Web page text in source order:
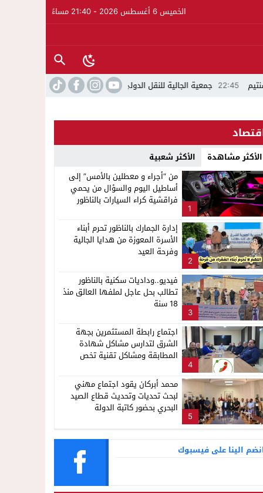
الخميس 6 أغسطس 2026 - 21:40 مساءً
عيد العرش واليوم الوطني للمهاجر بحفل وطني بالناظور 22:15
الأكثر مشاهدة الأكثر شعبية
1
من “أجراء و معطلين بالأمس” إلى
أساطيل اليوم والسؤال من يحمي
فراقشية كراء السيارات بالناظور
2
إدارة الجمارك بالناظور تحرم أبناء
الأسرة المعوزة من هدايا الجالية
وفرحة العيد
3
فيديو..وداديات سكنية بالناظور
تطالب بحل عاجل لملفها العالق منذ
18 سنة
4
اجتماع رابطة المستثمرين بجهة
الشرق لتدارس مشاكل شهادة
المطابقة ومشاكل تقنية تخص
5
محمد أبركان يقود اجتماع مهني
لبحث تحديات وتحديث قطاع الصيد
البحري بحضور كاتبة الدولة
الينا على فيسبوك